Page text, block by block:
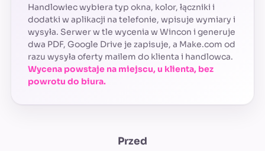
Handlowiec wybiera typ okna, kolor, łączniki i
dodatki w aplikacji na telefonie, wpisuje wymiary i
wysyła. Serwer w tle wycenia w Wincon i generuje
dwa PDF, Google Drive je zapisuje, a Make.com od
razu wysyła oferty mailem do klienta i handlowca.
Wycena powstaje na miejscu, u klienta, bez
powrotu do biura.
Przed